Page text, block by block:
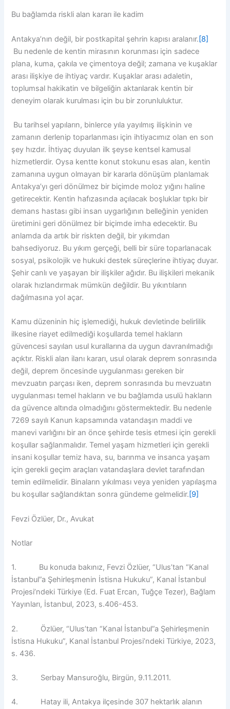
Bu bağlamda riskli alan kararı ile kadim
Antakya’nın değil, bir postkapital şehrin kapısı aralanır. [8]
Bu nedenle de kentin mirasının korunması için sadece
plana, kuma, çakıla ve çimentoya değil; zamana ve kuşaklar
arası ilişkiye de ihtiyaç vardır. Kuşaklar arası adaletin,
toplumsal hakikatin ve bilgeliğin aktarılarak kentin bir
deneyim olarak kurulması için bu bir zorunluluktur.
Bu tarihsel yapıların, binlerce yıla yayılmış ilişkinin ve
zamanın derlenip toparlanması için ihtiyacımız olan en son
şey hızdır. İhtiyaç duyulan ilk şeyse kentsel kamusal
hizmetlerdir. Oysa kentte konut stokunu esas alan, kentin
zamanına uygun olmayan bir kararla dönüşüm planlamak
Antakya’yı geri dönülmez bir biçimde moloz yığını haline
getirecektir. Kentin hafızasında açılacak boşluklar tıpkı bir
demans hastası gibi insan uygarlığının belleğinin yeniden
üretimini geri dönülmez bir biçimde imha edecektir. Bu
anlamda da artık bir riskten değil, bir yıkımdan
bahsediyoruz. Bu yıkım gerçeği, belli bir süre toparlanacak
sosyal, psikolojik ve hukuki destek süreçlerine ihtiyaç duyar.
Şehir canlı ve yaşayan bir ilişkiler ağıdır. Bu ilişkileri mekanik
olarak hızlandırmak mümkün değildir. Bu yıkıntıların
dağılmasına yol açar.
Kamu düzeninin hiç işlemediği, hukuk devletinde belirlilik
ilkesine riayet edilmediği koşullarda temel hakların
güvencesi sayılan usul kurallarına da uygun davranılmadığı
açıktır. Riskli alan ilanı kararı, usul olarak deprem sonrasında
değil, deprem öncesinde uygulanması gereken bir
mevzuatın parçası iken, deprem sonrasında bu mevzuatın
uygulanması temel hakların ve bu bağlamda usulü hakların
da güvence altında olmadığını göstermektedir. Bu nedenle
7269 sayılı Kanun kapsamında vatandaşın maddi ve
manevi varlığını bir an önce şehirde tesis etmesi için gerekli
koşullar sağlanmalıdır. Temel yaşam hizmetleri için gerekli
insani koşullar temiz hava, su, barınma ve insanca yaşam
için gerekli geçim araçları vatandaşlara devlet tarafından
temin edilmelidir. Binaların yıkılması veya yeniden yapılaşma
bu koşullar sağlandıktan sonra gündeme gelmelidir. [9]
Fevzi Özlüer, Dr., Avukat
Notlar
1. Bu konuda bakınız, Fevzi Özlüer, “Ulus’tan “Kanal
İstanbul”a Şehirleşmenin İstisna Hukuku”, Kanal İstanbul
Projesi’ndeki Türkiye (Ed. Fuat Ercan, Tuğçe Tezer), Bağlam
Yayınları, İstanbul, 2023, s.406-453.
2. Özlüer, “Ulus’tan “Kanal İstanbul”a Şehirleşmenin
İstisna Hukuku”, Kanal İstanbul Projesi’ndeki Türkiye, 2023,
s. 436.
3. Serbay Mansuroğlu, Birgün, 9.11.2011.
4. Hatay ili, Antakya ilçesinde 307 hektarlık alanın